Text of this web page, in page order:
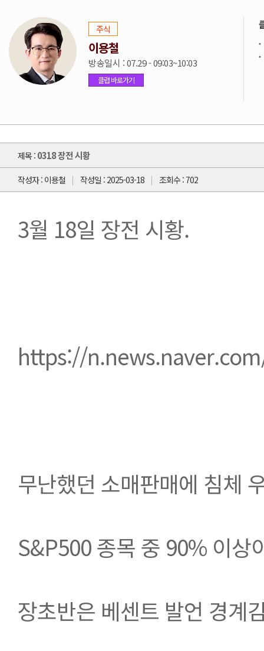
주식
이용철
방송일시 : 07.29 - 09:03~10:03
클럽 바로가기
제목 : 0318 장전 시황
작성자 : 이용철 작성일 : 2025-03-18 조회수 : 702
3월 18일 장전 시황.
https://
무난했던 소매판매에 침체
S&P500 종목 중 90% 이상
장초반은 베센트 발언 경계